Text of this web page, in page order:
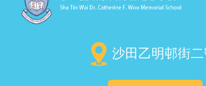
沙田乙明邨街